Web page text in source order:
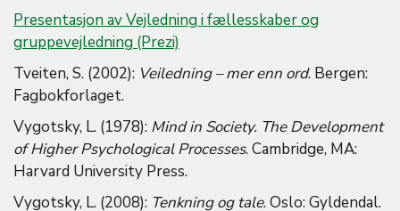
Presentasjon av Vejledning i fællesskaber og
gruppevejledning (Prezi)
Tveiten, S. (2002): Veiledning – mer enn ord. Bergen:
Fagbokforlaget.
Vygotsky, L. (1978): Mind in Society. The Development
of Higher Psychological Processes. Cambridge, MA:
Harvard University Press.
Vygotsky, L. (2008): Tenkning og tale. Oslo: Gyldendal.